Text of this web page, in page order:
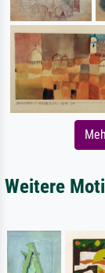
Weitere